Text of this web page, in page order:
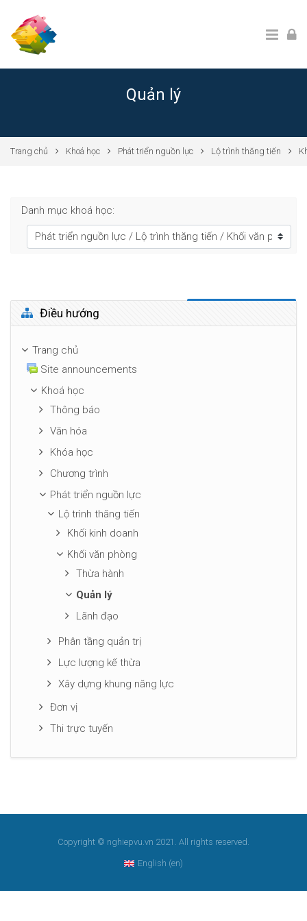
Quản lý
Trang chủ Khoá học Phát triển nguồn lực Lộ trình thăng tiến
Danh mục khoá học:
Bỏ qua Điều hướng
Điều hướng
Trang chủ
Site announcements
Khoá học
Thông báo
Văn hóa
Khóa học
Chương trình
Phát triển nguồn lực
Lộ trình thăng tiến
Khối kinh doanh
Khối văn phòng
Thừa hành
Quản lý
Lãnh đạo
Phân tầng quản trị
Lực lượng kế thừa
Xây dựng khung năng lực
Đơn vị
Thi trực tuyến
Copyright © nghiepvu.vn 2021. All rights reserved.
English ‎(en)‎